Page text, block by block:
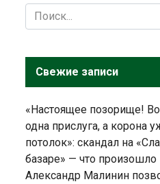
Search
for:
Свежие записи
«Настоящее позорище!
одна прислуга, а корона
потолок»: скандал на
базаре» — что произошло
Александр Малинин